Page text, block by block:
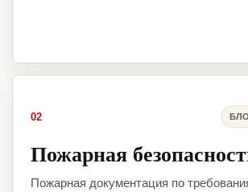
02
Пожарная
Пожарная документация по